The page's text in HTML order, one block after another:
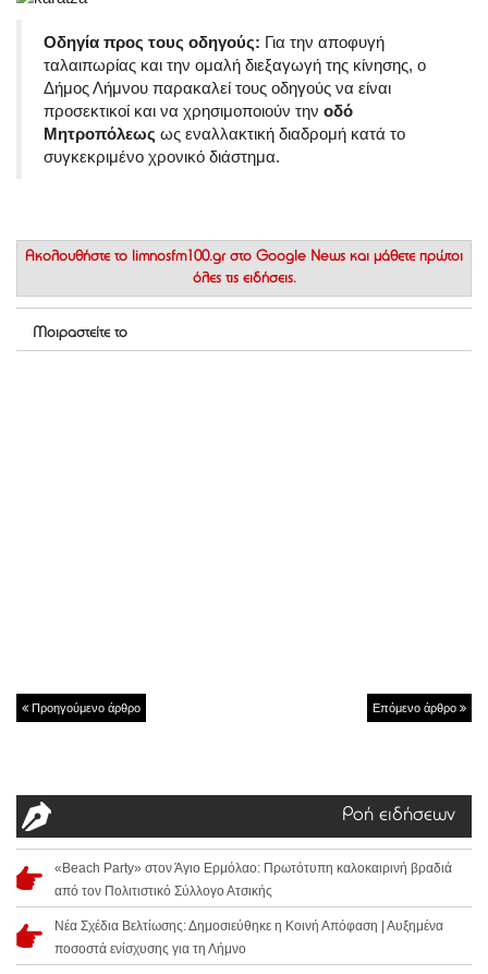
Οδηγία προς τους οδηγούς: Για την αποφυγή
ταλαιπωρίας και την ομαλή διεξαγωγή της κίνησης, ο
Δήμος Λήμνου παρακαλεί τους οδηγούς να είναι
προσεκτικοί και να χρησιμοποιούν την οδό
Μητροπόλεως ως εναλλακτική διαδρομή κατά το
συγκεκριμένο χρονικό διάστημα.
Ακολουθήστε το limnosfm100.gr στο Google News και μάθετε πρώτοι
όλες τις ειδήσεις.
Μοιραστείτε το
Προηγούμενο άρθρο Επόμενο άρθρο
Ροή ειδήσεων
«Beach Party» στον Άγιο Ερμόλαο: Πρωτότυπη καλοκαιρινή βραδιά
από τον Πολιτιστικό Σύλλογο Ατσικής
Νέα Σχέδια Βελτίωσης: Δημοσιεύθηκε η Κοινή Απόφαση | Αυξημένα
ποσοστά ενίσχυσης για τη Λήμνο